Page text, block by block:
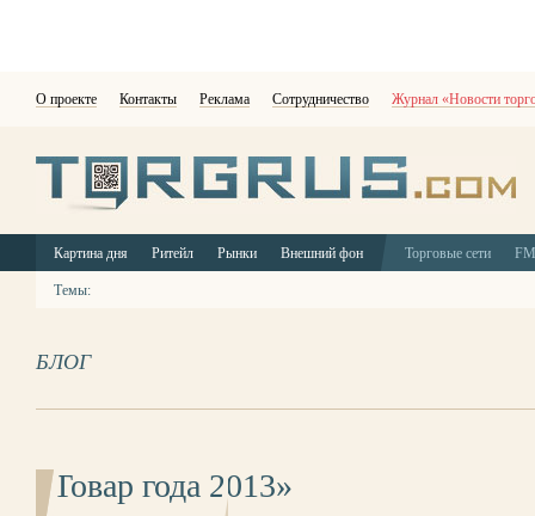
О проекте Контакты Реклама Сотрудничество Журнал «Новости
Картина дня Ритейл Рынки Внешний фон Торговые сети
Темы:
БЛОГ
«Товар года 2013»